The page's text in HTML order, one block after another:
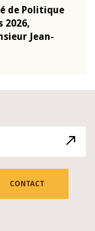
de Politique
2026,
Jean-
CONTACT